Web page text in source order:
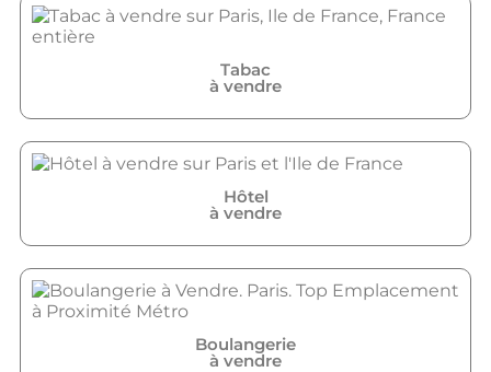
Tabac
à vendre
Hôtel
à vendre
Boulangerie
à vendre